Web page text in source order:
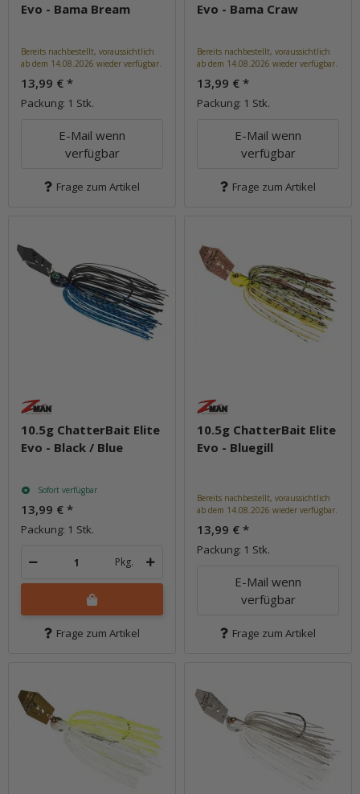
Evo - Bama Bream
Bereits nachbestellt, voraussichtlich
ab dem 14.08.2026 wieder verfügbar.
13,99 € *
Packung: 1 Stk.
E-Mail wenn
verfügbar
Frage zum Artikel
Evo - Bama Craw
Bereits nachbestellt, voraussichtlich
ab dem 14.08.2026 wieder verfügbar.
13,99 € *
Packung: 1 Stk.
E-Mail wenn
verfügbar
Frage zum Artikel
10.5g ChatterBait Elite
Evo - Black / Blue
Sofort verfügbar
13,99 € *
Packung: 1 Stk.
Pkg.
Frage zum Artikel
10.5g ChatterBait Elite
Evo - Bluegill
Bereits nachbestellt, voraussichtlich
ab dem 14.08.2026 wieder verfügbar.
13,99 € *
Packung: 1 Stk.
E-Mail wenn
verfügbar
Frage zum Artikel